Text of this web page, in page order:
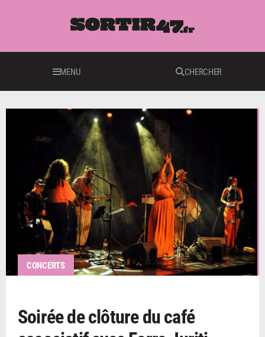
MENU CHERCHER
CONCERTS
Soirée de clôture du café